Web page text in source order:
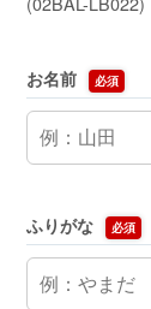
お名前 必須
ふりがな 必須